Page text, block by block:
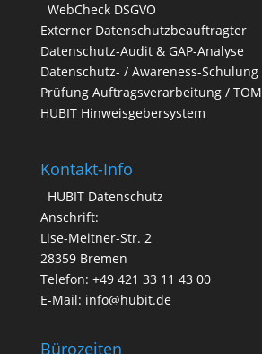
WebCheck DSGVO
Externer Datenschutzbeauftragter
Datenschutz-Audit & GAP-Analyse
Datenschutz- / Awareness-Schulung
Prüfung Auftragsverarbeitung / TOM
HUBIT Hinweisgebersystem
Kontakt-Info
HUBIT Datenschutz
Anschrift:
Lise-Meitner-Str. 2
28359 Bremen
Telefon: +49 421 33 11 43 00
E-Mail: info@hubit.de
Bürozeiten